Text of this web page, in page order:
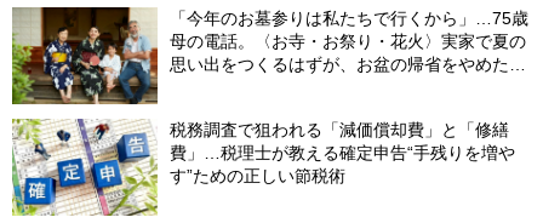
「今年のお墓参りは私たちで行くから」…75歳
母の電話。〈お寺・お祭り・花火〉実家で夏の
思い出をつくるはずが、お盆の帰省をやめた理
税務調査で狙われる「減価償却費」と「修繕
費」…税理士が教える確定申告“手残りを増や
す”ための正しい節税術